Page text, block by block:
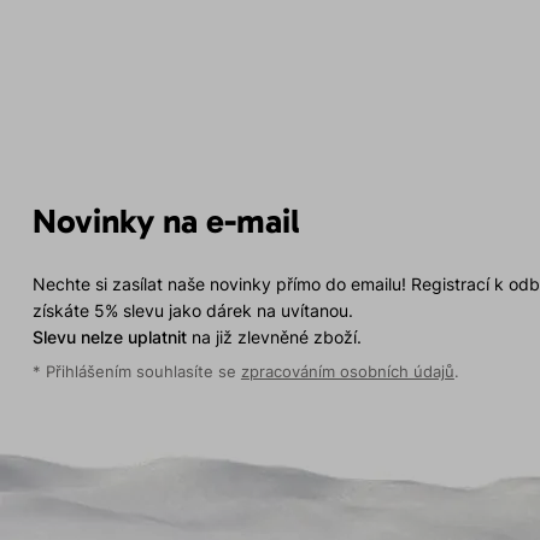
Novinky na e-mail
Nechte si zasílat naše novinky přímo do emailu! Registrací k
získáte 5% slevu jako dárek na uvítanou.
Slevu nelze uplatnitna již zlevněné zboží.
* Přihlášením souhlasíte se zpracováním osobních údajů.